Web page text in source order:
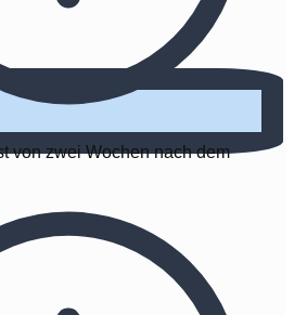
von zwei Wochen nach dem